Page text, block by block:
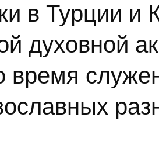
в Турции
духовной
время